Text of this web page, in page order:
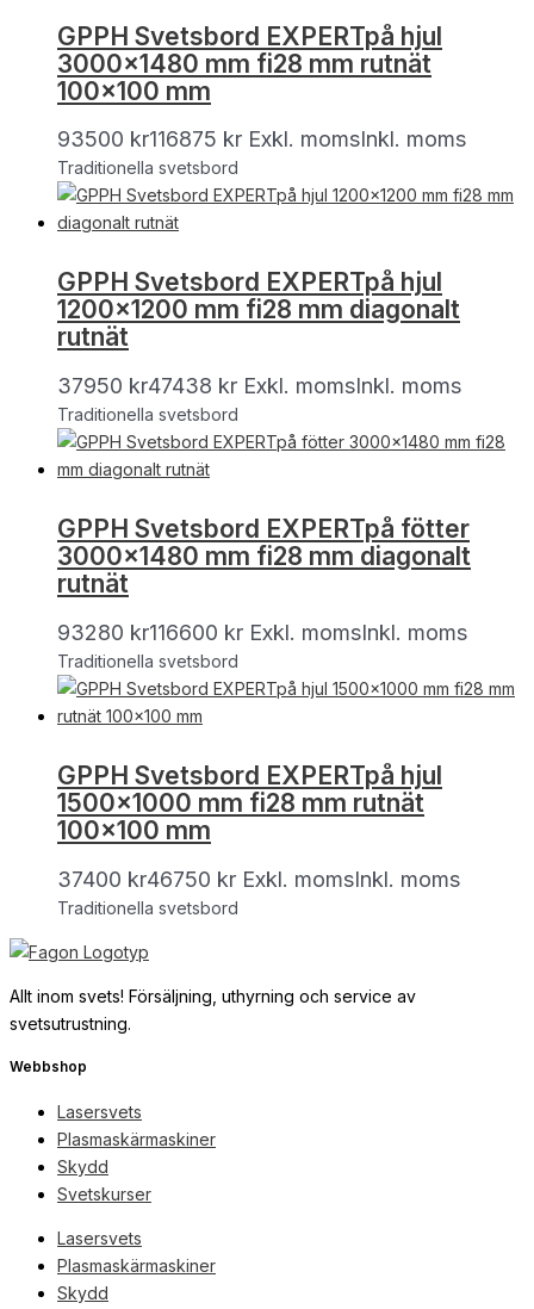
GPPH Svetsbord EXPERTpå hjul
3000×1480 mm fi28 mm rutnät
100×100 mm
93500 kr116875 kr Exkl. momsInkl. moms
Traditionella svetsbord
GPPH Svetsbord EXPERTpå hjul
1200×1200 mm fi28 mm diagonalt
rutnät
37950 kr47438 kr Exkl. momsInkl. moms
Traditionella svetsbord
GPPH Svetsbord EXPERTpå fötter
3000×1480 mm fi28 mm diagonalt
rutnät
93280 kr116600 kr Exkl. momsInkl. moms
Traditionella svetsbord
GPPH Svetsbord EXPERTpå hjul
1500×1000 mm fi28 mm rutnät
100×100 mm
37400 kr46750 kr Exkl. momsInkl. moms
Traditionella svetsbord
Allt inom svets! Försäljning, uthyrning och service av
svetsutrustning.
Webbshop
Lasersvets
Plasmaskärmaskiner
Skydd
Svetskurser
Lasersvets
Plasmaskärmaskiner
Skydd